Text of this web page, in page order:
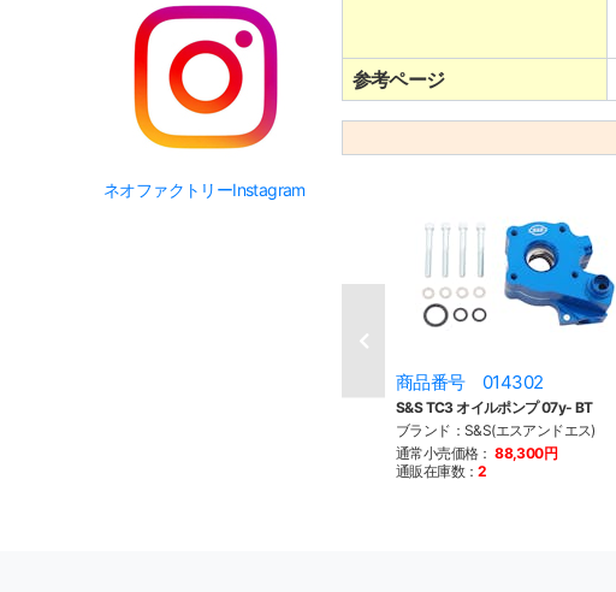
ネオファクトリーInstagram
参考ページ
商品番号 014302
S&S TC3 オイルポンプ 07y- BT
ブランド：S&S(エスアンドエス)
通常小売価格： 88,300円
通販在庫数：2